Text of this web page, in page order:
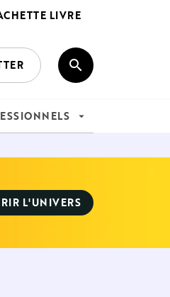
LIVRE
search
arrow_drop_down
L'UNIVERS